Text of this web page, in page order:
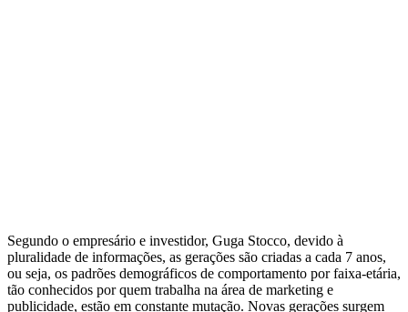
Segundo o empresário e investidor, Guga Stocco, devido à
pluralidade de informações, as gerações são criadas a cada 7 anos,
ou seja, os padrões demográficos de comportamento por faixa-etária,
tão conhecidos por quem trabalha na área de marketing e
publicidade, estão em constante mutação. Novas gerações surgem